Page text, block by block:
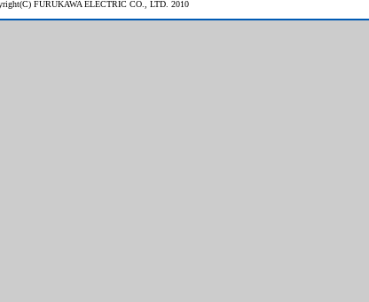
FURUKAWA ELECTRIC CO., LTD. 2010